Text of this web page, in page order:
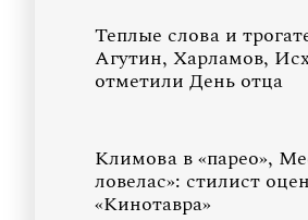
Теплые слова и
Агутин, Харламов,
отметили День отца
Климова в «парео»,
ловелас»: стилист
«Кинотавра»